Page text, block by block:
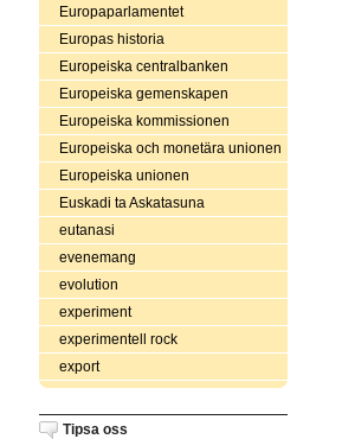
Europaparlamentet
Europas historia
Europeiska centralbanken
Europeiska gemenskapen
Europeiska kommissionen
Europeiska och monetära unionen
Europeiska unionen
Euskadi ta Askatasuna
eutanasi
evenemang
evolution
experiment
experimentell rock
export
Tipsa oss